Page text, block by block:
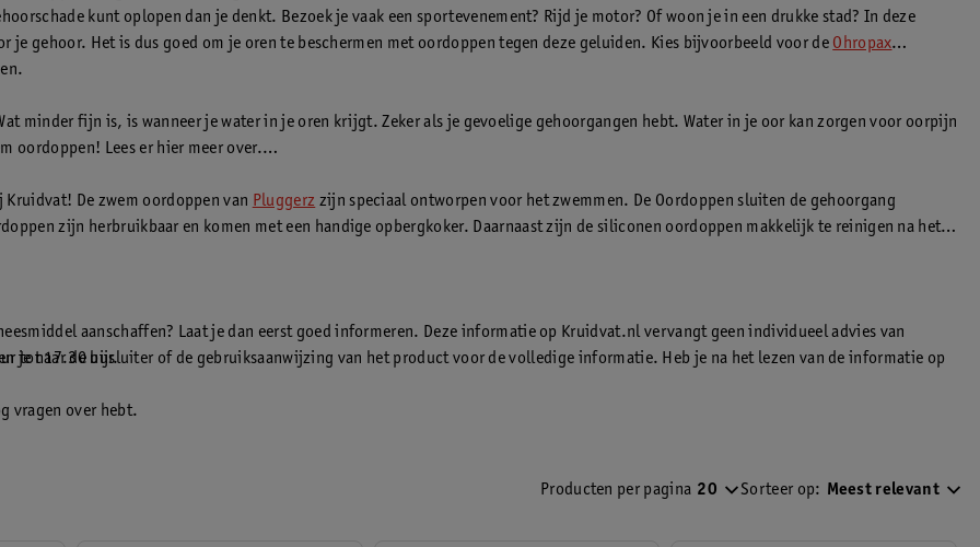
kunt oplopen dan je denkt. Bezoek je vaak een sportevenement? Rijd je motor? Of woon je in een drukke stad? In deze
je gehoor. Het is dus goed om je oren te beschermen met oordoppen tegen deze geluiden. Kies bijvoorbeeld voor de Ohropax
minder fijn is, is wanneer je water in je oren krijgt. Zeker als je gevoelige gehoorgangen hebt. Water in je oor kan zorgen voor oorpijn
oordoppen! Lees er hier meer over.
De zwem oordoppen van Pluggerz zijn speciaal ontworpen voor het zwemmen. De Oordoppen sluiten de gehoorgang
zijn herbruikbaar en komen met een handige opbergkoker. Daarnaast zijn de siliconen oordoppen makkelijk te reinigen na het
aanschaffen? Laat je dan eerst goed informeren. Deze informatie op Kruidvat.nl vervangt geen individueel advies van
je naar de bijsluiter of de gebruiksaanwijzing van het product voor de volledige informatie. Heb je na het lezen van de informatie op
tot 17.30 uur.
vragen over hebt.
Producten per pagina 20 Sorteer op: Meest relevant